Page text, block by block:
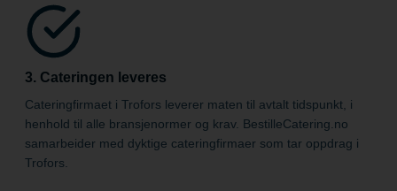
3. Cateringen leveres
Cateringfirmaet i Trofors leverer maten til avtalt tidspunkt, i
henhold til alle bransje­normer og krav. BestilleCatering.no
samarbeider med dyktige cateringfirmaer som tar oppdrag i
Trofors.